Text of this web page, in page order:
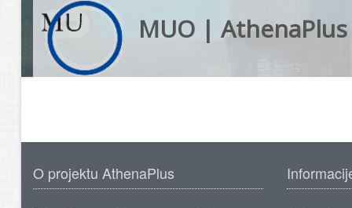
MUO | AthenaPlus
O projektu AthenaPlus